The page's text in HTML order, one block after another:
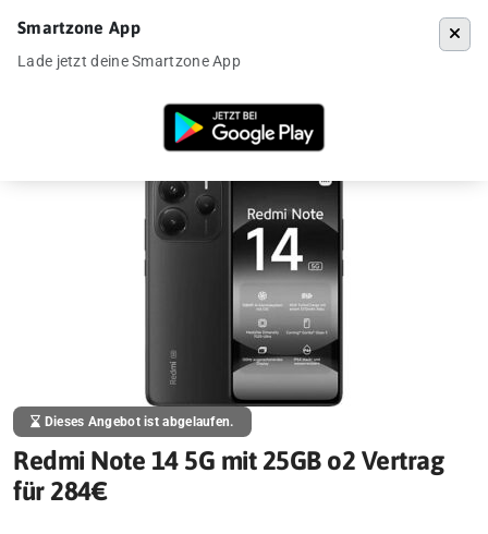
»Redmi Note 14 5G mit 25GB o2 Vertrag für
Dieses Angebot ist abgelaufen.
Redmi Note 14 5G mit 25GB o2 Vertrag
für 284€
Smartzone App
Lade jetzt deine Smartzone App